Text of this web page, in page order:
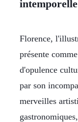
Florence,
présente
d'opulence
par son
merveilles